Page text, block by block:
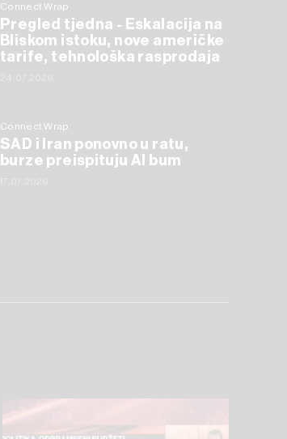
Connect Wrap
Pregled tjedna - Eskalacija na
Bliskom istoku, nove američke
tarife, tehnološka rasprodaja
Connect Wrap
SAD i Iran ponovno u ratu,
burze preispituju AI bum